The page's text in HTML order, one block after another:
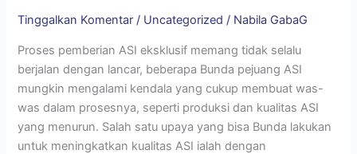
Tinggalkan Komentar / Uncategorized / Nabila GabaG
Proses pemberian ASI eksklusif memang tidak selalu
berjalan dengan lancar, beberapa Bunda pejuang ASI
mungkin mengalami kendala yang cukup membuat was-
was dalam prosesnya, seperti produksi dan kualitas ASI
yang menurun. Salah satu upaya yang bisa Bunda lakukan
untuk meningkatkan kualitas ASI ialah dengan